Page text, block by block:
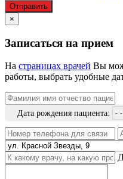
Отправить
×
Записаться на прием
На страницах врачей Вы
работы, выбрать удобные
Дата рождения пациента: